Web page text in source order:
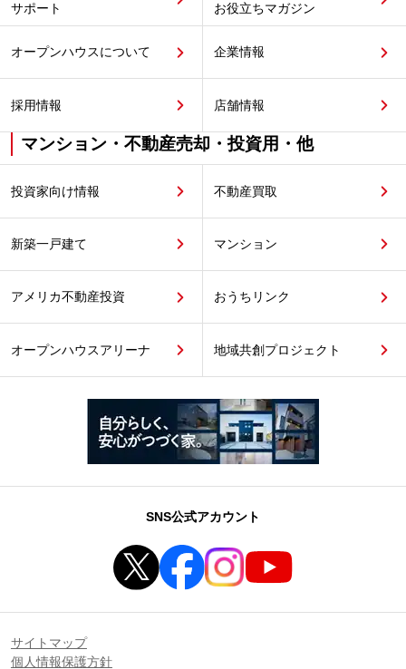
サポート
お役立ちマガジン
オープンハウスについて 企業情報
採用情報 店舗情報
マンション・不動産売却・投資用・他
投資家向け情報 不動産買取
新築一戸建て マンション
アメリカ不動産投資 おうちリンク
オープンハウスアリーナ 地域共創プロジェクト
SNS公式アカウント
サイトマップ
個人情報保護方針